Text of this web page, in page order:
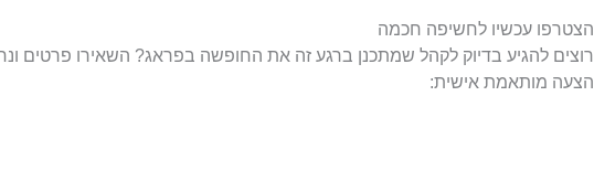
הצטרפו עכשיו לחשיפה חכמה
רוצים להגיע בדיוק לקהל שמתכנן ברגע זה את החופשה בפראג? השאירו פרטים
הצעה מותאמת אישית: